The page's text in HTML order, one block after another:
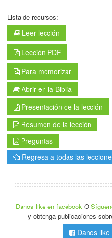
Lista de recursos:
Leer lección
Lección PDF
Para memorizar
Abrir en la Biblia
Presentación de la lección
Resumen de la lección
Preguntas
Regresa a todas las
Danos like en facebook O
y obtenga publicaciones
Danos